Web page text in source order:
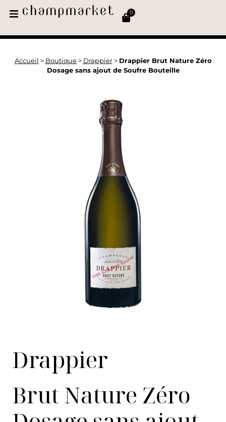
0
Accueil > Boutique> Drappier> Drappier Brut Nature Zéro
Dosage sans ajout de Soufre Bouteille
Drappier
Brut Nature Zéro